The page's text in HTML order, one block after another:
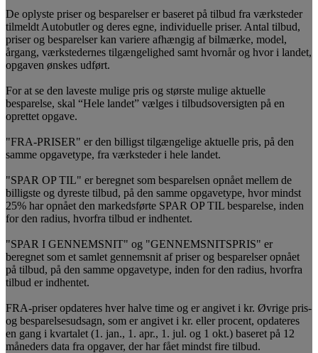
De oplyste priser og besparelser er baseret på tilbud fra værksteder
tilmeldt Autobutler og deres egne, individuelle priser. Antal tilbud,
priser og besparelser kan variere afhængig af bilmærke, model,
årgang, værkstedernes tilgængelighed samt hvornår og hvor i landet,
opgaven ønskes udført.
For at se den laveste mulige pris og største mulige aktuelle
besparelse, skal “Hele landet” vælges i tilbudsoversigten på en
oprettet opgave.
"FRA-PRISER" er den billigst tilgængelige aktuelle pris, på den
samme opgavetype, fra værksteder i hele landet.
"SPAR OP TIL" er beregnet som besparelsen opnået mellem de
billigste og dyreste tilbud, på den samme opgavetype, hvor mindst
25% har opnået den markedsførte SPAR OP TIL besparelse, inden
for den radius, hvorfra tilbud er indhentet.
"SPAR I GENNEMSNIT" og "GENNEMSNITSPRIS" er
beregnet som et samlet gennemsnit af priser og besparelser opnået
på tilbud, på den samme opgavetype, inden for den radius, hvorfra
tilbud er indhentet.
FRA-priser opdateres hver halve time og er angivet i kr. Øvrige pris-
og besparelsesudsagn, som er angivet i kr. eller procent, opdateres
en gang i kvartalet (1. jan., 1. apr., 1. jul. og 1 okt.) baseret på 12
måneders data fra opgaver, der har fået mindst fire tilbud.